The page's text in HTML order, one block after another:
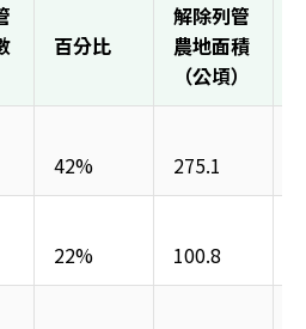
百分比
解除列管
農地面積
（公頃）
42% 275.1
22% 100.8